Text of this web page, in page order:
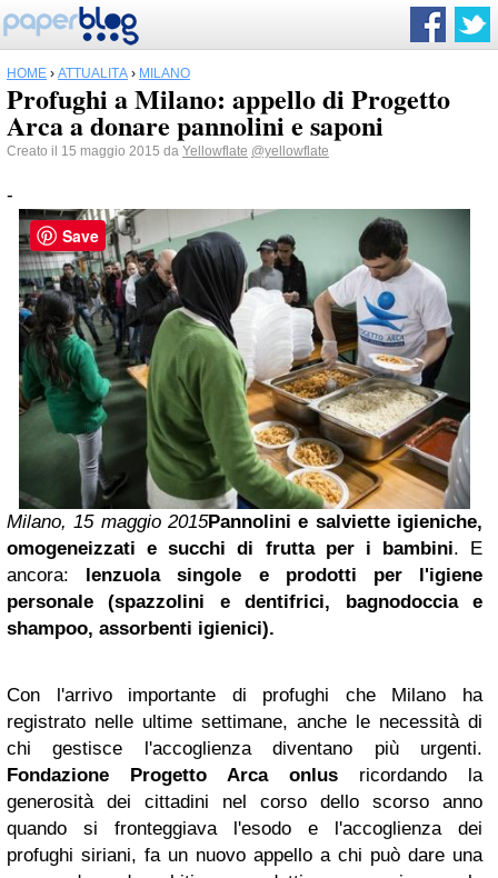
HOME › ATTUALITÀ › MILANO
Profughi a Milano: appello di Progetto
Arca a donare pannolini e saponi
Creato il 15 maggio 2015 da Yellowflate @yellowflate
-
Milano, 15 maggio 2015Pannolini e salviette igieniche,
omogeneizzati e succhi di frutta per i bambini. E
ancora:
lenzuola singole e prodotti per l'igiene
personale (spazzolini e dentifrici, bagnodoccia e
shampoo, assorbenti igienici).
Con l'arrivo importante di profughi che Milano ha
registrato nelle ultime settimane, anche le necessità di
chi gestisce l'accoglienza diventano più urgenti.
Fondazione Progetto Arca onlus ricordando la
generosità dei cittadini nel corso dello scorso anno
quando si fronteggiava l'esodo e l'accoglienza dei
profughi siriani, fa un nuovo appello a chi può dare una
Save